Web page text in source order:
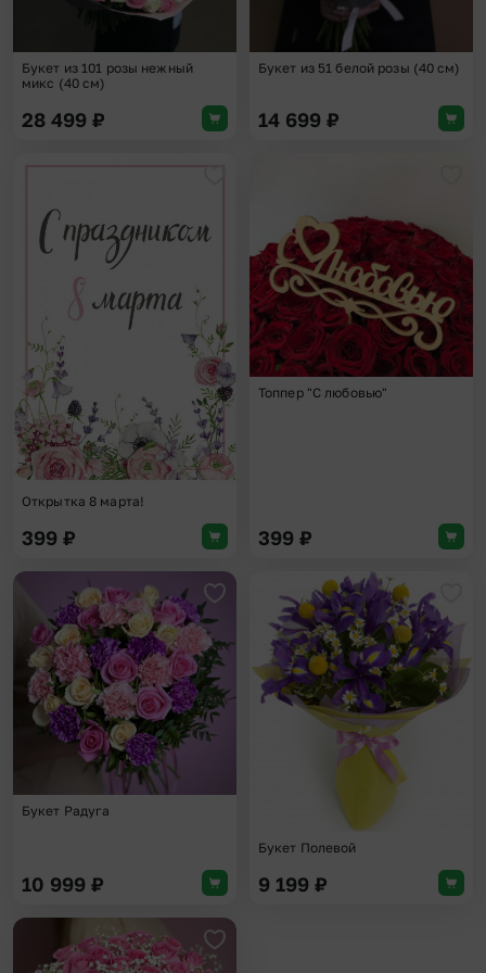
Букет из 101 розы нежный
микс (40 см)
28 499 ₽
Букет из 51 белой розы (40 см)
14 699 ₽
Открытка 8 марта!
399 ₽
Топпер "С любовью"
399 ₽
Добавить в избранное
Букет Радуга
10 999 ₽
Букет Полевой
9 199 ₽
Добавить в избранное